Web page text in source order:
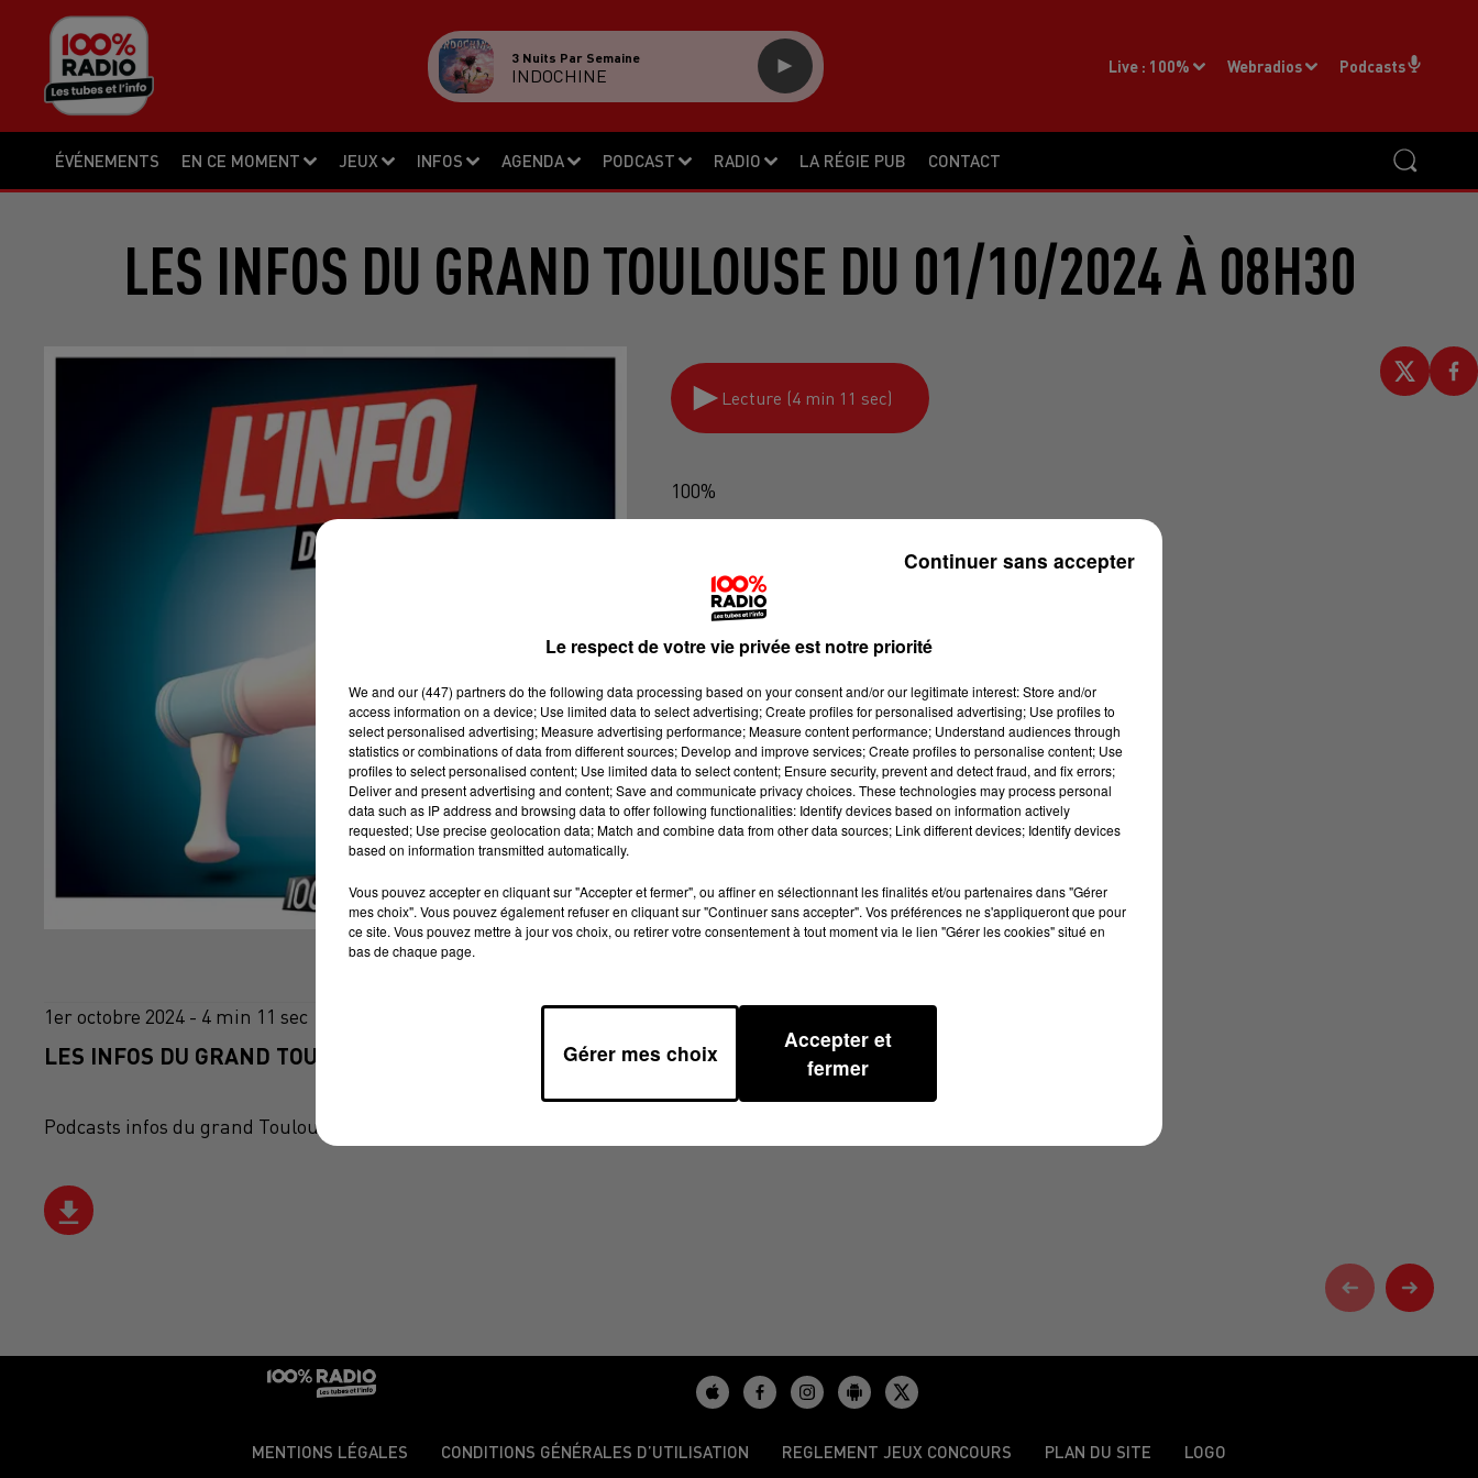
ÉVÉNEMENTS EN CE MOMENT JEUX INFOS AGENDA PODCAST RADIO LA RÉGIE PUB CONTACT
Live : 100% Webradios Podcasts
3 Nuits Par Semaine
INDOCHINE
LES INFOS DU GRAND TOULOUSE DU 01/10/2024 À 08H30
Lecture (4 min 11 sec)
100%
1er octobre 2024 - 4 min 11 sec
LES INFOS DU GRAND TOULOUSE DU 01/10/2024 À 08H30
Podcasts infos du grand Toulouse
MENTIONS LÉGALES CONDITIONS GÉNÉRALES D’UTILISATION REGLEMENT JEUX CONCOURS PLAN DU SITE LOGO
Le respect de votre vie privée est notre priorité
We and our (447) partnersdo the following data processing based on your consent and/or our legitimate interest: Store and/or
access information on a device; Use limited data to select advertising; Create profiles for personalised advertising; Use profiles to
select personalised advertising; Measure advertising performance; Measure content performance; Understand audiences through
statistics or combinations of data from different sources; Develop and improve services; Create profiles to personalise content; Use
profiles to select personalised content; Use limited data to select content; Ensure security, prevent and detect fraud, and fix errors;
Deliver and present advertising and content; Save and communicate privacy choices. These technologies may process personal
data such as IP address and browsing data to offer following functionalities: Identify devices based on information actively
requested; Use precise geolocation data; Match and combine data from other data sources; Link different devices; Identify devices
based on information transmitted automatically.
Vous pouvez accepter en cliquant sur "Accepter et fermer", ou affiner en sélectionnant les finalités et/ou partenaires dans "Gérer
mes choix". Vous pouvez également refuser en cliquant sur "Continuer sans accepter". Vos préférences ne s'appliqueront que pour
ce site. Vous pouvez mettre à jour vos choix, ou retirer votre consentement à tout moment via le lien "Gérer les cookies" situé en
bas de chaque page.
Gérer mes choix
Accepter et
fermer
Continuer sans accepter